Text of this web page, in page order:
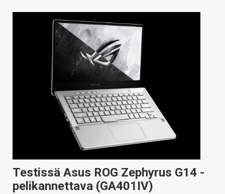
Testissä Asus ROG Zephyrus G14 -
pelikannettava (GA401IV)